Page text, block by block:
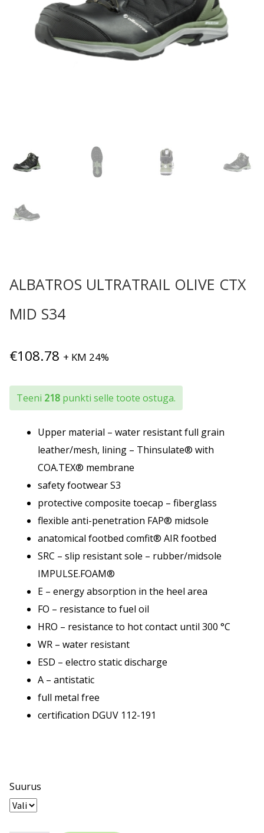
ALBATROS ULTRATRAIL OLIVE CTX
MID S34
€108.78 + KM 24%
Teeni 218 punkti selle toote ostuga.
Upper material – water resistant full grain
leather/mesh, lining – Thinsulate® with
COA.TEX® membrane
safety footwear S3
protective composite toecap – fiberglass
flexible anti-penetration FAP® midsole
anatomical footbed comfit® AIR footbed
SRC – slip resistant sole – rubber/midsole
IMPULSE.FOAM®
E – energy absorption in the heel area
FO – resistance to fuel oil
HRO – resistance to hot contact until 300 °C
WR – water resistant
ESD – electro static discharge
A – antistatic
full metal free
certification DGUV 112-191
Suurus